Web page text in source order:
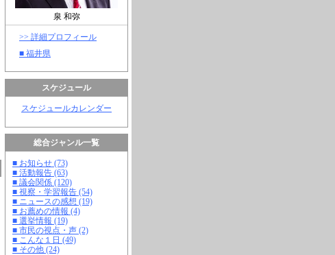
泉 和弥
>> 詳細プロフィール
■ 福井県
スケジュール
スケジュールカレンダー
総合ジャンル一覧
■ お知らせ (73)
■ 活動報告 (63)
■ 議会関係 (120)
■ 視察・学習報告 (54)
■ ニュースの感想 (19)
■ お薦めの情報 (4)
■ 選挙情報 (19)
■ 市民の視点・声 (2)
■ こんな１日 (49)
■ その他 (24)